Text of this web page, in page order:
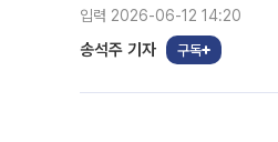
입력 2026-06-12 14:20
송석주 기자 구독